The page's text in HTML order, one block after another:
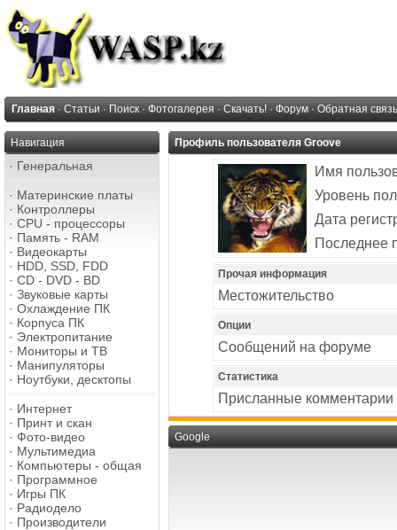
Главная · Статьи · Поиск · Фотогалерея · Скачать! · Форум · Обратная связь
Навигация
· Генеральная
· Материнские платы
· Контроллеры
· CPU - процессоры
· Память - RAM
· Видеокарты
· HDD, SSD, FDD
· CD - DVD - BD
· Звуковые карты
· Охлаждение ПК
· Корпуса ПК
· Электропитание
· Мониторы и ТВ
· Манипуляторы
· Ноутбуки, десктопы
· Интернет
· Принт и скан
· Фото-видео
· Мультимедиа
· Компьютеры - общая
· Программное
· Игры ПК
· Радиодело
· Производители
Профиль пользователя Groove
Имя
Уровень
Дата
Последнее
Прочая информация
Местожительство
Опции
Сообщений на форуме
Статистика
Присланные комментарии
Google